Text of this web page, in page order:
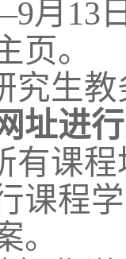
月 13
页。
究生
址进
有课
课程
。